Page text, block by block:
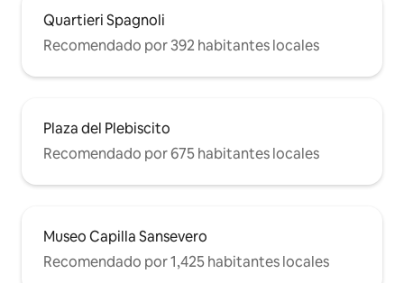
Quartieri Spagnoli
Recomendado por 392 habitantes locales
Plaza del Plebiscito
Recomendado por 675 habitantes locales
Museo Capilla Sansevero
Recomendado por 1,425 habitantes locales